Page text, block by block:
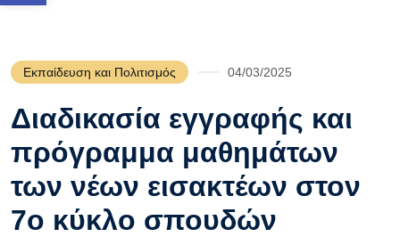
Εκπαίδευση και Πολιτισμός 04/03/2025
Διαδικασία εγγραφής και
πρόγραμμα μαθημάτων
των νέων εισακτέων στον
7ο κύκλο σπουδών